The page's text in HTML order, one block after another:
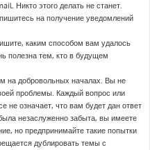
Никто этого делать не станет.
на получение уведомлений
каким способом вам удалось
полезна тем, кто в будущем
на добровольных началах. Вы не
проблемы. Каждый вопрос или
не означает, что вам будет дан ответ
незаслуженно забыта, вы имеете
но предпринимайте такие попытки
дублировать темы с